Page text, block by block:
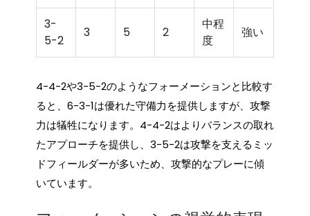
3-
5-2
3 5 2
中程
度
強い
4-4-2や3-5-2のようなフォーメーションと比較す
ると、6-3-1は優れた守備力を提供しますが、攻撃
力は犠牲になります。4-4-2はよりバランスの取れ
たアプローチを提供し、3-5-2は攻撃を支えるミッ
ドフィールダーが多いため、攻撃的なプレーに傾
いています。